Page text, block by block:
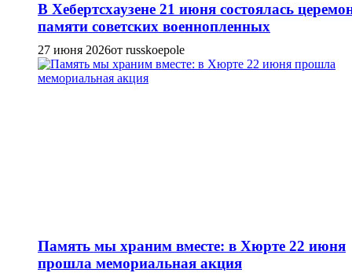
В Хебертсхаузене 21 июня состоялась
памяти советских военнопленных
27 июня 2026от russkoepole
Память мы храним вместе: в Хюрте 22 июня
прошла мемориальная акция